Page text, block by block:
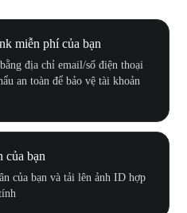
miễn phí của bạn
địa chỉ email/số điện thoại
an toàn để bảo vệ tài khoản
của bạn
của bạn và tải lên ảnh ID hợp